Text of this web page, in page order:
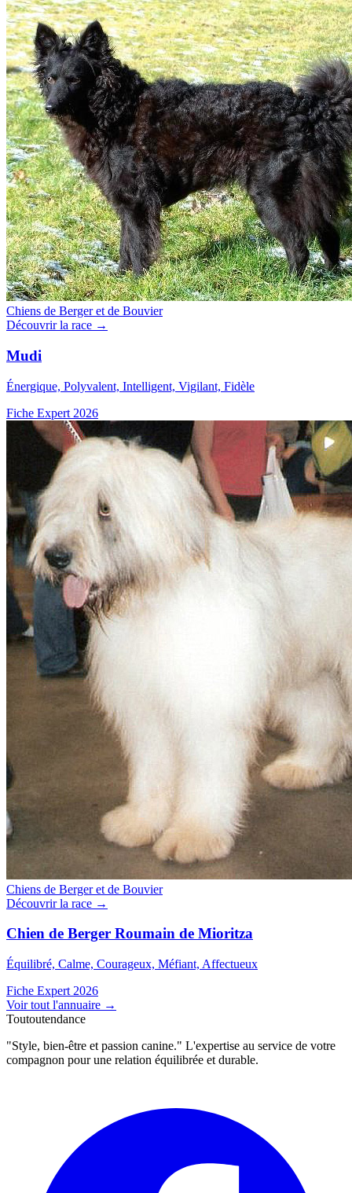
Chiens de Berger et de Bouvier
Découvrir la race →
Mudi
Énergique, Polyvalent, Intelligent, Vigilant, Fidèle
Fiche Expert 2026
Chiens de Berger et de Bouvier
Découvrir la race →
Chien de Berger Roumain de Mioritza
Équilibré, Calme, Courageux, Méfiant, Affectueux
Fiche Expert 2026
Voir tout l'annuaire →
Toutoutendance
"Style, bien-être et passion canine." L'expertise au service de votre
compagnon pour une relation équilibrée et durable.